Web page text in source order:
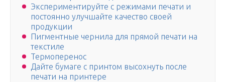
Экспериментируйте с режимами печати и
постоянно улучшайте качество своей
продукции
Пигментные чернила для прямой печати на
текстиле
Термоперенос
Дайте бумаге с принтом высохнуть после
печати на принтере